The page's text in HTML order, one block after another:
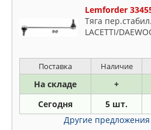
BLUE PRINT
DELPHI
DENCKERMAN
FEBEST
Evanda
Kalos
Korando
Lacetti
Lanos
Lemforder
Тяга
LACETTI/
Поставка Наличие
На складе +
Сегодня 5 шт.
Другие предложения